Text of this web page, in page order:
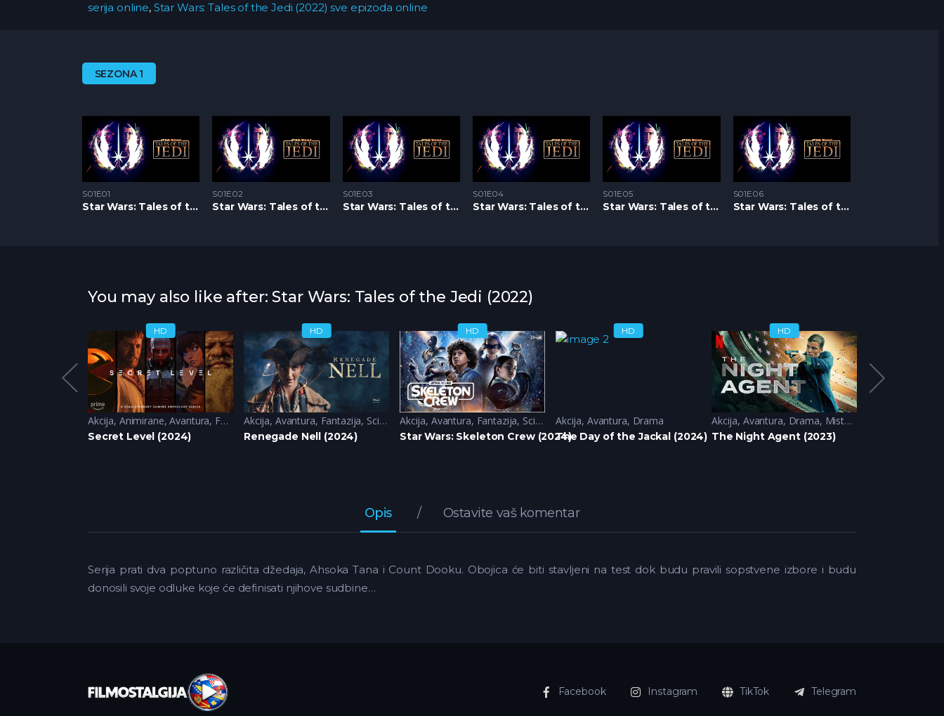
serija online, Star Wars: Tales of the Jedi (2022) sve epizoda online
SEZONA 1
S01E01
Star Wars: Tales of the Jedi S1 – Epizoda 01
S01E02
Star Wars: Tales of the Jedi S1 – Epizoda 02
S01E03
Star Wars: Tales of the Jedi S1 – Epizoda 03
S01E04
Star Wars: Tales of the Jedi S1 – Epizoda 04
S01E05
Star Wars: Tales of the Jedi S1 – Epizoda 05
S01E06
Star Wars: Tales of the Jedi S1 – Epizoda 06
You may also like after: Star Wars: Tales of the Jedi (2022)
HD
Akcija, Animirane,Avantura, Fantazija ,Sci-Fi
Secret Level (2024)
HD
Akcija, Avantura, Fantazija, Sci-Fi
Renegade Nell (2024)
HD
Akcija, Avantura, Fantazija, Sci-Fi
Star Wars: Skeleton Crew (2024)
HD
Akcija, Avantura, Drama
The Day of the Jackal (2024)
HD
Akcija, Avantura, Drama, Misterija
The Night Agent (2023)
Opis Ostavite vaš komentar
Serija prati dva poptuno različita džedaja, Ahsoka Tana i Count Dooku. Obojica će biti stavljeni na test dok budu pravili sopstvene izbore i budu
donosili svoje odluke koje će definisati njihove sudbine…
Facebook Instagram TikTok Telegram